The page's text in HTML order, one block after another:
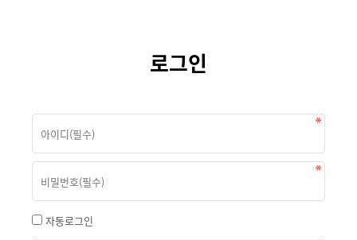
로그인
자동로그인